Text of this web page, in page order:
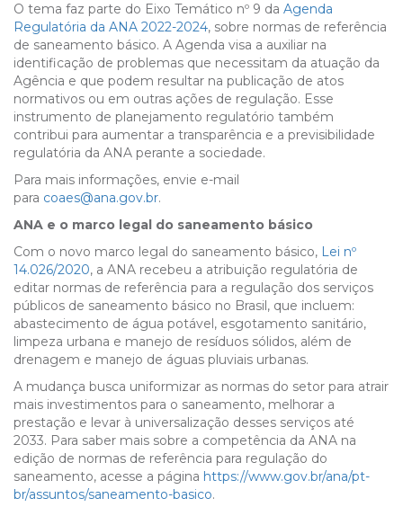
O tema faz parte do Eixo Temático nº 9 da Agenda
Regulatória da ANA 2022-2024, sobre normas de referência
de saneamento básico. A Agenda visa a auxiliar na
identificação de problemas que necessitam da atuação da
Agência e que podem resultar na publicação de atos
normativos ou em outras ações de regulação. Esse
instrumento de planejamento regulatório também
contribui para aumentar a transparência e a previsibilidade
regulatória da ANA perante a sociedade.
Para mais informações, envie e-mail
para coaes@ana.gov.br.
ANA e o marco legal do saneamento básico
Com o novo marco legal do saneamento básico, Lei nº
14.026/2020, a ANA recebeu a atribuição regulatória de
editar normas de referência para a regulação dos serviços
públicos de saneamento básico no Brasil, que incluem:
abastecimento de água potável, esgotamento sanitário,
limpeza urbana e manejo de resíduos sólidos, além de
drenagem e manejo de águas pluviais urbanas.
A mudança busca uniformizar as normas do setor para atrair
mais investimentos para o saneamento, melhorar a
prestação e levar à universalização desses serviços até
2033. Para saber mais sobre a competência da ANA na
edição de normas de referência para regulação do
saneamento, acesse a página https://www.gov.br/ana/pt-
br/assuntos/saneamento-basico.